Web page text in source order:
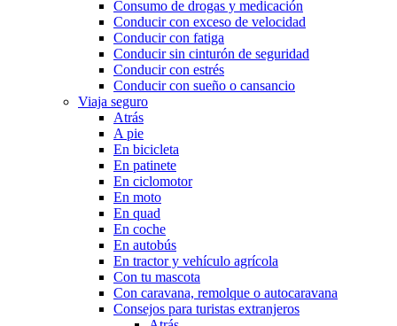
Consumo de drogas y medicación
Conducir con exceso de velocidad
Conducir con fatiga
Conducir sin cinturón de seguridad
Conducir con estrés
Conducir con sueño o cansancio
Viaja seguro
Atrás
A pie
En bicicleta
En patinete
En ciclomotor
En moto
En quad
En coche
En autobús
En tractor y vehículo agrícola
Con tu mascota
Con caravana, remolque o autocaravana
Consejos para turistas extranjeros